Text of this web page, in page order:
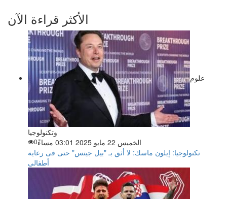
الأكثر قراءة الآن
علوم
وتكنولوجيا
الخميس 22 مايو 2025 03:01 مساءً
0
تكنولوجيا: إيلون ماسك: لا أثق بـ "بيل جيتس" حتى فى رعاية
أطفالى